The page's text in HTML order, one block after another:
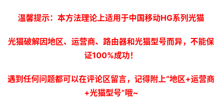
温馨提示：本方法理论上适用于中国移动HG系列光猫
光猫破解因地区、运营商、路由器和光猫型号而异，不能保
证100%成功！
遇到任何问题都可以在评论区留言，记得附上“地区+运营商
+光猫型号”哦~